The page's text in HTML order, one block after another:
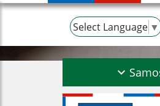
Select Language ▼